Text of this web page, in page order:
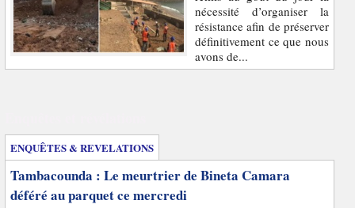
nécessité d’organiser la
résistance afin de préserver
définitivement ce que nous
avons de...
ENQUÊTES & REVELATIONS
Tambacounda : Le meurtrier de Bineta Camara
déféré au parquet ce mercredi